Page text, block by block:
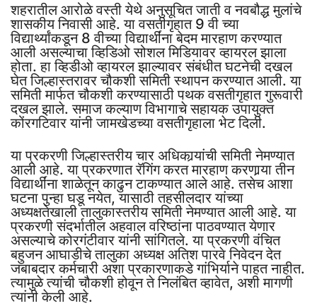
शहरातील आरोळे वस्ती येथे अनुसूचित जाती व नवबौद्ध मुलांचे
शासकीय निवासी आहे. या वसतीगृहात 9 वी च्या
विद्यार्थ्यांकडून 8 वीच्या विद्यार्थींना बेदम मारहाण करण्यात
आली असल्याचा व्हिडिओ सोशल मिडियावर व्हायरल झाला
होता. हा व्हिडीओ व्हायरल झाल्यावर संबंधीत घटनेची दखल
घेत जिल्हास्तरावर चौकशी समिती स्थापन करण्यात आली. या
समिती मार्फत चौकशी करण्यासाठी पथक वसतीगृहात गुरूवारी
दखल झाले. समाज कल्याण विभागाचे सहायक उपायुक्त
कोंरगटिवार यांनी जामखेडच्या वसतीगृहाला भेट दिली.
या प्रकरणी जिल्हास्तरीय चार अधिकार्‍यांची समिती नेमण्यात
आली आहे. या प्रकरणात रॅगिंग करत मारहाण करणार्‍या तीन
विद्यार्थींना शाळेतून काढुन टाकण्यात आले आहे. तसेच आशा
घटना पुन्हा घडू नयेत, यासाठी तहसीलदार यांच्या
अध्यक्षतेखाली तालुकास्तरीय समिती नेमण्यात आली आहे. या
प्रकरणी संदर्भातील अहवाल वरिष्ठांना पाठवण्यात येणार
असल्याचे कोरगंटीवार यांनी सांगितले. या प्रकरणी वंचित
बहुजन आघाडीचे तालुका अध्यक्ष अतिश पारवे निवेदन देत
जबाबदार कर्मचारी अशा प्रकारणाकडे गांभिर्याने पाहत नाहीत.
त्यामुळे त्यांची चौकशी होवून ते निलंबित व्हावेत, अशी मागणी
त्यांनी केली आहे.